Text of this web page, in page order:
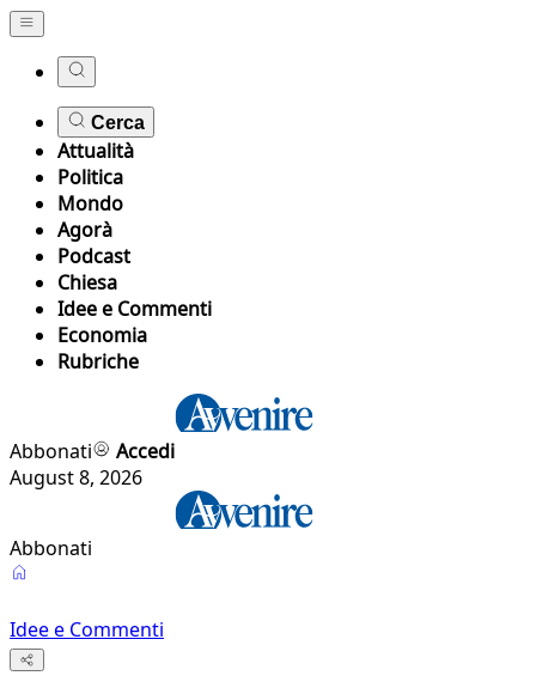
Cerca
Attualità
Politica
Mondo
Agorà
Podcast
Chiesa
Idee e Commenti
Economia
Rubriche
Abbonati
Accedi
August 8, 2026
Abbonati
Idee e Commenti